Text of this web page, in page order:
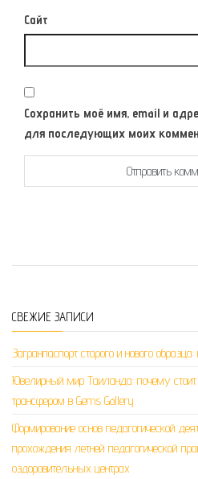
Сайт
Сохранить моё имя, email и
для последующих моих
СВЕЖИЕ ЗАПИСИ
Загранпаспорт старого и нового
Ювелирный мир Таиланда: почему
трансфером в Gems Gallery
Формирование основ педагогической
прохождения летней педагогической
оздоровительных центрах